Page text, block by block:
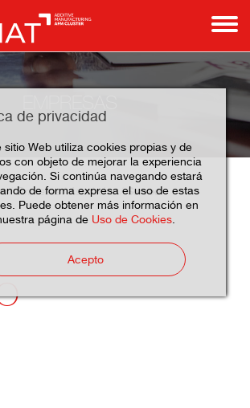
de privacidad
sitio Web utiliza cookies propias y de
con objeto de mejorar la experiencia
Si continúa navegando estará
de forma expresa el uso de estas
Puede obtener más información en
página de Uso de Cookies.
Acepto
Empresas Asociados Serveo